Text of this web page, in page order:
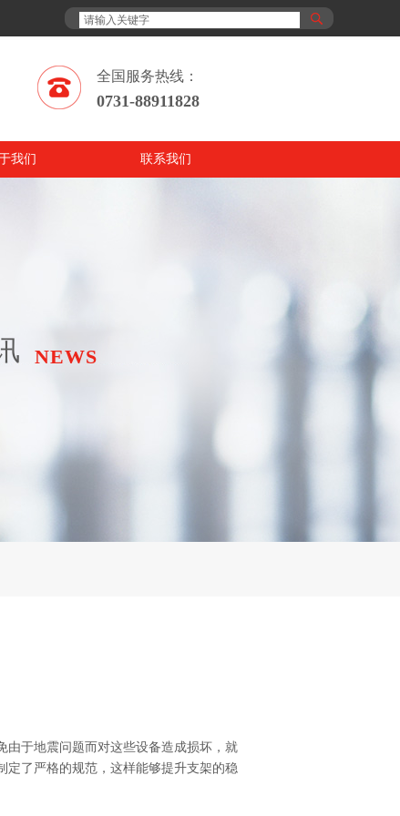
全国服务热线：
0731-88911828
我们 联系我们
NEWS
于地震问题而对这些设备造成损坏，就
定了严格的规范，这样能够提升支架的稳